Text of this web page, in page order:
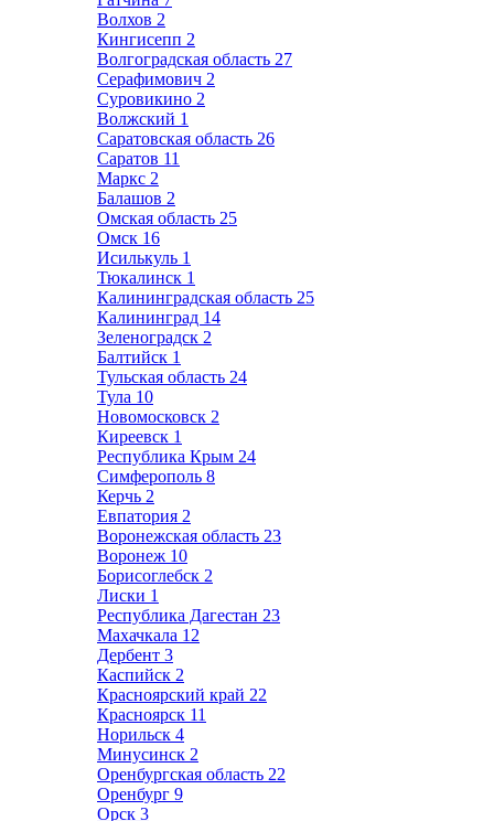
Волхов 2
Кингисепп 2
Волгоградская область 27
Серафимович 2
Суровикино 2
Волжский 1
Саратовская область 26
Саратов 11
Маркс 2
Балашов 2
Омская область 25
Омск 16
Исилькуль 1
Тюкалинск 1
Калининградская область 25
Калининград 14
Зеленоградск 2
Балтийск 1
Тульская область 24
Тула 10
Новомосковск 2
Киреевск 1
Республика Крым 24
Симферополь 8
Керчь 2
Евпатория 2
Воронежская область 23
Воронеж 10
Борисоглебск 2
Лиски 1
Республика Дагестан 23
Махачкала 12
Дербент 3
Каспийск 2
Красноярский край 22
Красноярск 11
Норильск 4
Минусинск 2
Оренбургская область 22
Оренбург 9
Орск 3